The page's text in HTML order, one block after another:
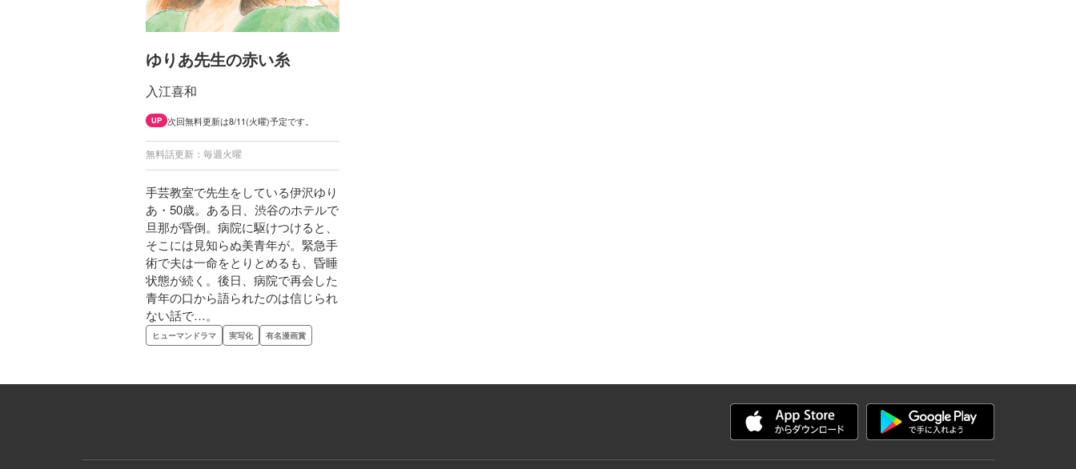
ゆりあ先生の赤い糸
入江喜和
UP 次回無料更新は8/11(火曜)予定です。
無料話更新：毎週火曜
手芸教室で先生をしている伊沢ゆり
あ・50歳。ある日、渋谷のホテルで
旦那が昏倒。病院に駆けつけると、
そこには見知らぬ美青年が。緊急手
術で夫は一命をとりとめるも、昏睡
状態が続く。後日、病院で再会した
青年の口から語られたのは信じられ
ない話で…。
ヒューマンドラマ 実写化 有名漫画賞